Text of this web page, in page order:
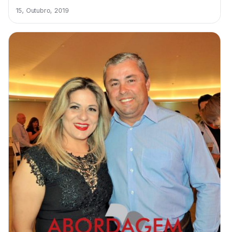
15, Outubro, 2019